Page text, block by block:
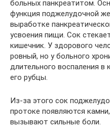
больных панкреатитом.
функция поджелудочной
выработке
усвоения пищи. Сок
кишечник. У здорового
ровный, но у больного
длительного воспаления
его рубцы.
Из-за этого сок
протоке появляются
вызывают сильные боли.